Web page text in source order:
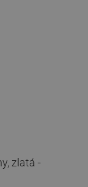
zlatá -